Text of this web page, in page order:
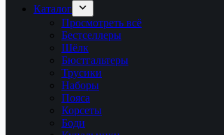
Каталог
Просмотреть всё
Бестселлеры
Шёлк
Бюстгальтеры
Трусики
Наборы
Пояса
Корсеты
Боди